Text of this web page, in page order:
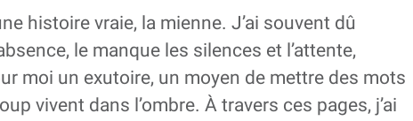
histoire vraie, la mienne. J’ai souvent dû
le manque les silences et l’attente,
moi un exutoire, un moyen de mettre des mots
vivent dans l’ombre. À travers ces pages, j’ai